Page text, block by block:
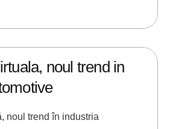
noul trend in
noul trend în industria